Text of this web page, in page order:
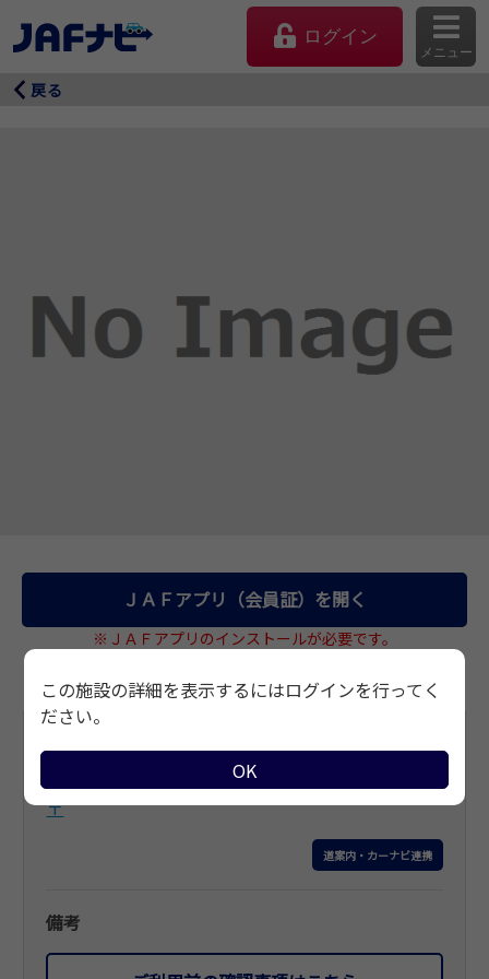
ログイン
メニュー
マイページ
戻る
ＪＡＦアプリ（会員証）を開く
※ＪＡＦアプリのインストールが必要です。
基本情報
住所
〒
道案内・カーナビ連携
備考
この施設の詳細を表示するにはログインを行ってく
ださい。
OK